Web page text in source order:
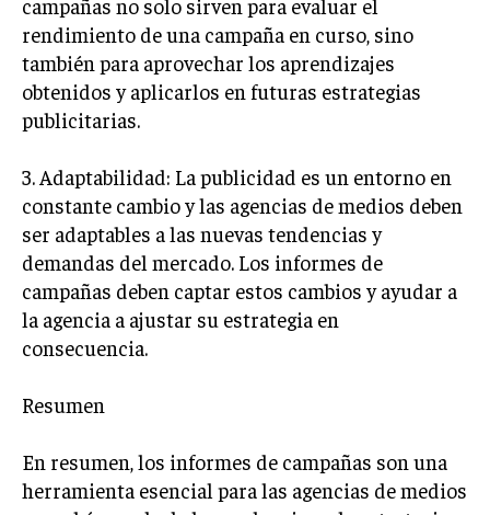
ÉTICA EMPRESARIAL Y RESPONSABILIDAD
SOCIAL
BLOG
Últimas entradas
Ricardo Mendoza
Soy Ricardo Mendoza, periodista de negocios e
innovación, con amplia trayectoria. Desde hace
más de diez años, colaboro en un reconocido
portal de noticias, abarcando desde noticias
corporativas hasta tendencias innovadoras. Creo firmemente en
sociedad actualizada y proactiva.
Infórmate aquí.
campañas no solo sirven para evaluar el
rendimiento de una campaña en curso, sino
también para aprovechar los aprendizajes
obtenidos y aplicarlos en futuras estrategias
publicitarias.
3. Adaptabilidad: La publicidad es un entorno en
constante cambio y las agencias de medios deben
ser adaptables a las nuevas tendencias y
demandas del mercado. Los informes de
campañas deben captar estos cambios y ayudar a
la agencia a ajustar su estrategia en
consecuencia.
Resumen
En resumen, los informes de campañas son una
herramienta esencial para las agencias de medios